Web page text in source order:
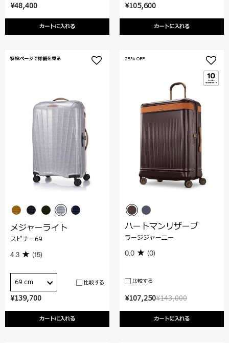
¥48,400
カートに入れる
¥105,600
カートに入れる
¥139,700
カートに入れる
特設ページで詳細を見る
メジャーライト
スピナー69
4.3 (15)
69 cm 比較する
¥143,000
¥107,250
カートに入れる
25% OFF
ハートマンリザーブ
ラージジャーニー
0.0 (0)
比較する